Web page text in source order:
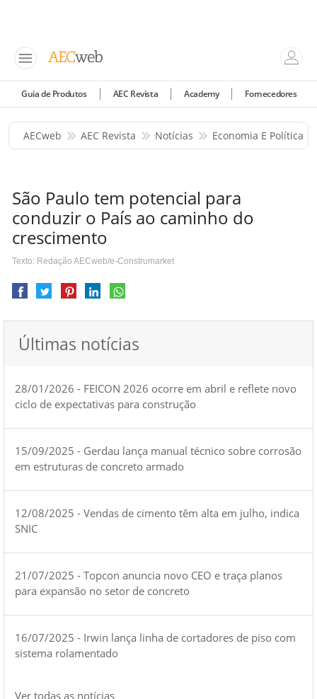
Guia de Produtos AEC Revista Academy Fornecedores
AECweb AEC Revista Notícias Economia E Política
São Paulo tem potencial para
conduzir o País ao caminho do
crescimento
Texto: Redação AECweb/e-Construmarket
Últimas notícias
28/01/2026 - FEICON 2026 ocorre em abril e reflete novo
ciclo de expectativas para construção
15/09/2025 - Gerdau lança manual técnico sobre corrosão
em estruturas de concreto armado
12/08/2025 - Vendas de cimento têm alta em julho, indica
SNIC
21/07/2025 - Topcon anuncia novo CEO e traça planos
para expansão no setor de concreto
16/07/2025 - Irwin lança linha de cortadores de piso com
sistema rolamentado
Ver todas as notícias